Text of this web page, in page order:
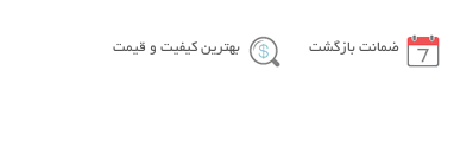
ضمانت بازگشت بهترین کیفیت و قیمت